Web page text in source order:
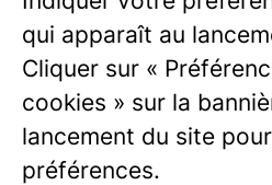
qui apparaît au
Cliquer sur «
cookies » sur la
lancement du site
préférences.